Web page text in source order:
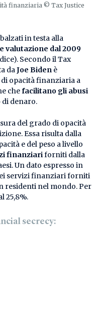
finanziaria © Tax Justice
in testa alla
valutazione dal 2009
Secondo il Tax
daJoe Biden è
di opacità finanziaria a
chefacilitano gli abusi
di denaro.
del grado di opacità
Essa risulta dalla
e del peso a livello
finanziariforniti dalla
Un dato espresso in
servizi finanziari forniti
residenti nel mondo. Per
25,8%.
secrecy: